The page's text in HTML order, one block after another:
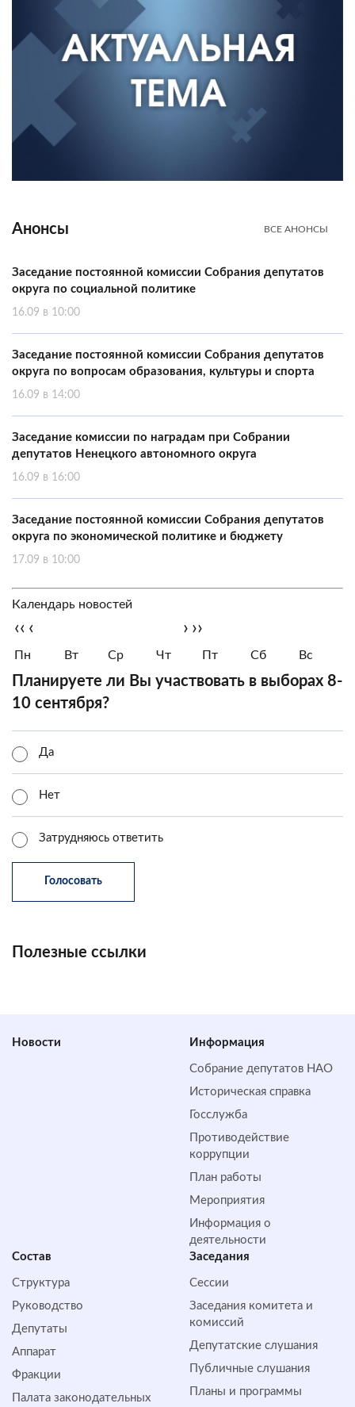
Анонсы ВСЕ АНОНСЫ
Заседание постоянной комиссии Собрания депутатов
округа по социальной политике
16.09 в 10:00
Заседание постоянной комиссии Собрания депутатов
округа по вопросам образования, культуры и спорта
16.09 в 14:00
Заседание комиссии по наградам при Собрании
депутатов Ненецкого автономного округа
16.09 в 16:00
Заседание постоянной комиссии Собрания депутатов
округа по экономической политике и бюджету
17.09 в 10:00
Календарь новостей
‹‹ ‹ › ››
Пн Вт Ср Чт Пт Сб Вс
Планируете ли Вы участвовать в выборах 8-
10 сентября?
Да
Нет
Затрудняюсь ответить
Полезные ссылки
Новости Информация
Собрание депутатов НАО
Историческая справка
Госслужба
Противодействие
коррупции
План работы
Мероприятия
Информация о
деятельности
Состав
Структура
Руководство
Депутаты
Аппарат
Фракции
Палата законодательных
Заседания
Сессии
Заседания комитета и
комиссий
Депутатские слушания
Публичные слушания
Планы и программы